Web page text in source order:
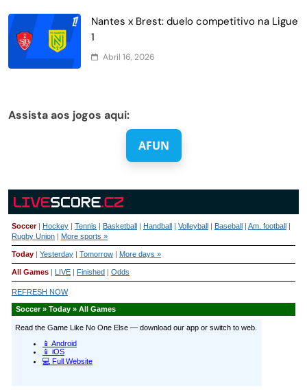
Nantes x Brest: duelo competitivo na Ligue
1
Abril 16, 2026
Assista aos jogos aqui:
AFUN